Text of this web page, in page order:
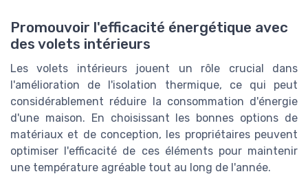
Promouvoir l'efficacité énergétique avec
des volets intérieurs
Les volets intérieurs jouent un rôle crucial dans
l'amélioration de l'isolation thermique, ce qui peut
considérablement réduire la consommation d'énergie
d'une maison. En choisissant les bonnes options de
matériaux et de conception, les propriétaires peuvent
optimiser l'efficacité de ces éléments pour maintenir
une température agréable tout au long de l'année.